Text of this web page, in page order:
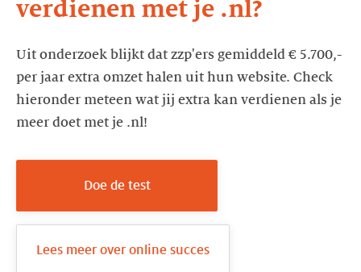
verdienen met je .nl?
Uit onderzoek blijkt dat zzp'ers gemiddeld € 5.700,-
per jaar extra omzet halen uit hun website. Check
hieronder meteen wat jij extra kan verdienen als je
meer doet met je .nl!
Doe de test
Lees meer over online succes